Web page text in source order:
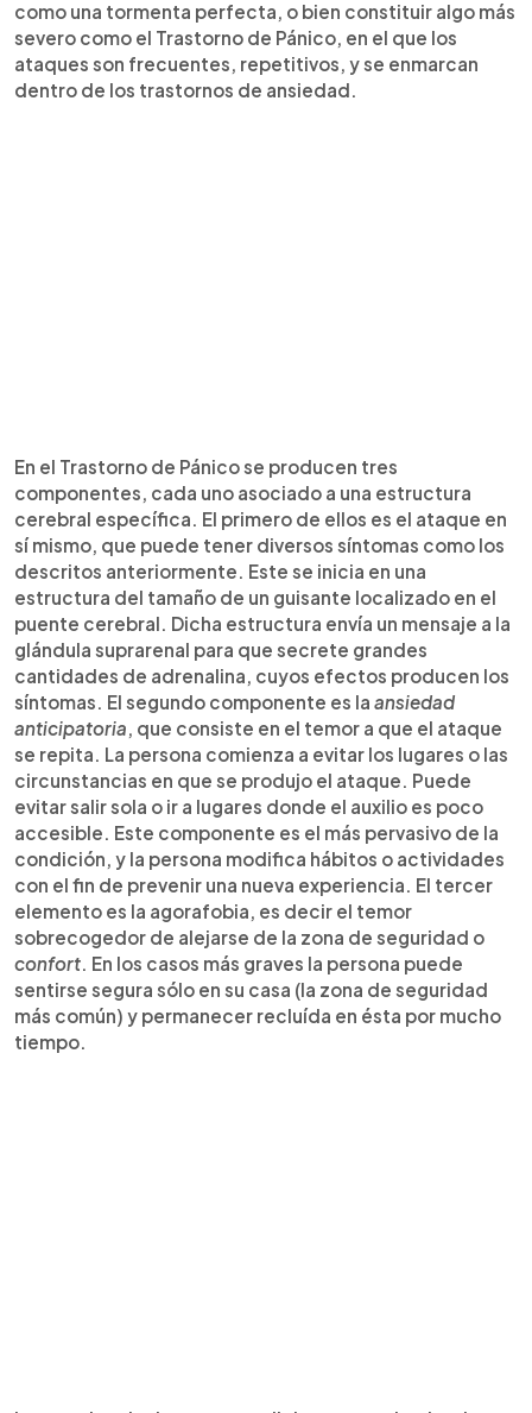
como una tormenta perfecta, o bien constituir algo más
severo como el Trastorno de Pánico, en el que los
ataques son frecuentes, repetitivos, y se enmarcan
dentro de los trastornos de ansiedad.
En el Trastorno de Pánico se producen tres
componentes, cada uno asociado a una estructura
cerebral específica. El primero de ellos es el ataque en
sí mismo, que puede tener diversos síntomas como los
descritos anteriormente. Este se inicia en una
estructura del tamaño de un guisante localizado en el
puente cerebral. Dicha estructura envía un mensaje a la
glándula suprarenal para que secrete grandes
cantidades de adrenalina, cuyos efectos producen los
síntomas. El segundo componente es la ansiedad
anticipatoria, que consiste en el temor a que el ataque
se repita. La persona comienza a evitar los lugares o las
circunstancias en que se produjo el ataque. Puede
evitar salir sola o ir a lugares donde el auxilio es poco
accesible. Este componente es el más pervasivo de la
condición, y la persona modifica hábitos o actividades
con el fin de prevenir una nueva experiencia. El tercer
elemento es la agorafobia, es decir el temor
sobrecogedor de alejarse de la zona de seguridad o
confort. En los casos más graves la persona puede
sentirse segura sólo en su casa (la zona de seguridad
más común) y permanecer recluída en ésta por mucho
tiempo.